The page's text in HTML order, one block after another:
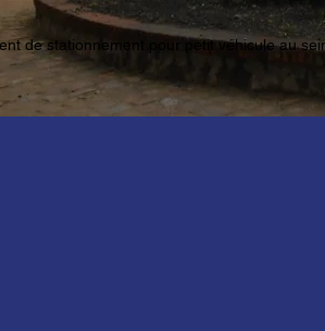
de stationnement pour petit véhicule au